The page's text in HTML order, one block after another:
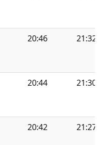
20:46 21:32
20:44 21:30
20:42 21:27